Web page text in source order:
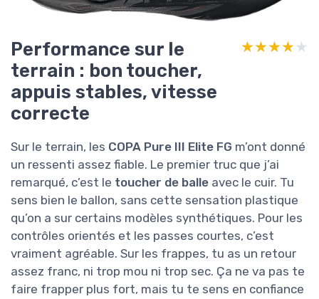
Performance sur le
terrain : bon toucher,
appuis stables, vitesse
correcte
★★★★★
★★★★★
Sur le terrain, les COPA Pure III Elite FG m’ont donné
un ressenti assez fiable. Le premier truc que j’ai
remarqué, c’est le toucher de balle avec le cuir. Tu
sens bien le ballon, sans cette sensation plastique
qu’on a sur certains modèles synthétiques. Pour les
contrôles orientés et les passes courtes, c’est
vraiment agréable. Sur les frappes, tu as un retour
assez franc, ni trop mou ni trop sec. Ça ne va pas te
faire frapper plus fort, mais tu te sens en confiance